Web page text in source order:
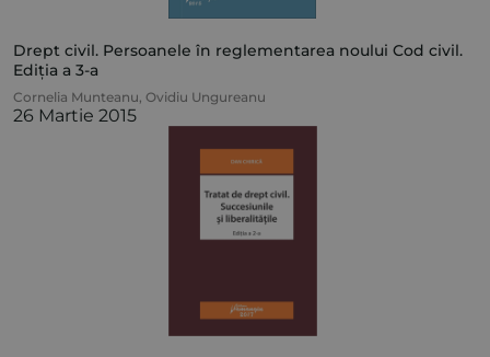
Drept civil. Persoanele în reglementarea noului Cod civil.
Ediția a 3-a
Cornelia Munteanu, Ovidiu Ungureanu
26 Martie 2015